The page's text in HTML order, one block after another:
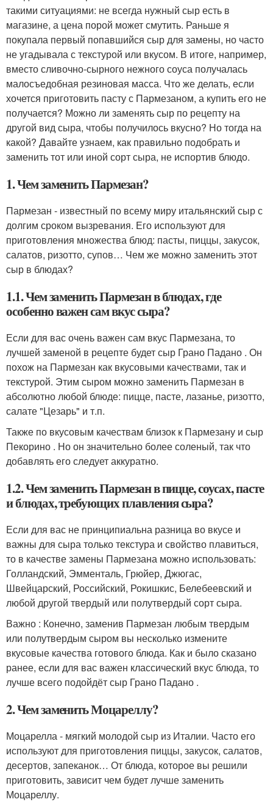
такими ситуациями: не всегда нужный сыр есть в
магазине, а цена порой может смутить. Раньше я
покупала первый попавшийся сыр для замены, но часто
не угадывала с текстурой или вкусом. В итоге, например,
вместо сливочно-сырного нежного соуса получалась
малосъедобная резиновая масса. Что же делать, если
хочется приготовить пасту с Пармезаном, а купить его не
получается? Можно ли заменять сыр по рецепту на
другой вид сыра, чтобы получилось вкусно? Но тогда на
какой? Давайте узнаем, как правильно подобрать и
заменить тот или иной сорт сыра, не испортив блюдо.
1. Чем заменить Пармезан?
Пармезан - известный по всему миру итальянский сыр с
долгим сроком вызревания. Его используют для
приготовления множества блюд: пасты, пиццы, закусок,
салатов, ризотто, супов… Чем же можно заменить этот
сыр в блюдах?
1.1. Чем заменить Пармезан в блюдах, где
особенно важен сам вкус сыра?
Если для вас очень важен сам вкус Пармезана, то
лучшей заменой в рецепте будет сыр Грано Падано . Он
похож на Пармезан как вкусовыми качествами, так и
текстурой. Этим сыром можно заменить Пармезан в
абсолютно любой блюде: пицце, пасте, лазанье, ризотто,
салате "Цезарь" и т.п.
Также по вкусовым качествам близок к Пармезану и сыр
Пекорино . Но он значительно более соленый, так что
добавлять его следует аккуратно.
1.2. Чем заменить Пармезан в пицце, соусах, пасте
и блюдах, требующих плавления сыра?
Если для вас не принципиальна разница во вкусе и
важны для сыра только текстура и свойство плавиться,
то в качестве замены Пармезана можно использовать:
Голландский, Эмменталь, Грюйер, Джюгас,
Швейцарский, Российский, Рокишкис, Белебеевский и
любой другой твердый или полутвердый сорт сыра.
Важно : Конечно, заменив Пармезан любым твердым
или полутвердым сыром вы несколько измените
вкусовые качества готового блюда. Как и было сказано
ранее, если для вас важен классический вкус блюда, то
лучше всего подойдёт сыр Грано Падано .
2. Чем заменить Моцареллу?
Моцарелла - мягкий молодой сыр из Италии. Часто его
используют для приготовления пиццы, закусок, салатов,
десертов, запеканок… От блюда, которое вы решили
приготовить, зависит чем будет лучше заменить
Моцареллу.